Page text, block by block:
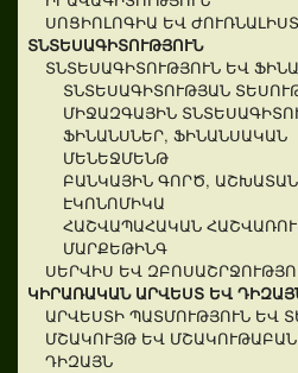
ՍՈՑԻՈԼՈԳԻԱ ԵՎ
ՏՆՏԵՍԱԳԻՏՈՒԹՅՈՒՆ
ՏՆՏԵՍԱԳԻՏՈՒԹՅՈՒՆ ԵՎ
ՏՆՏԵՍԱԳԻՏՈՒԹՅԱՆ
ՄԻՋԱԶԳԱՅԻՆ
ՖԻՆԱՆՍՆԵՐ, ՖԻՆԱՆՍԱԿԱՆ
ՄԵՆԵՋՄԵՆԹ
ԲԱՆԿԱՅԻՆ ԳՈՐԾ,
ԷԿՈՆՈՄԻԿԱ
ՀԱՇՎԱՊԱՀԱԿԱՆ
ՄԱՐՔԵԹԻՆԳ
ՍԵՐՎԻՍ ԵՎ
ԿԻՐԱՌԱԿԱՆ ԱՐՎԵՍՏ ԵՎ
ԱՐՎԵՍՏԻ ՊԱՏՄՈՒԹՅՈՒՆ ԵՎ
ՄՇԱԿՈՒՅԹ ԵՎ
ԴԻԶԱՅՆ